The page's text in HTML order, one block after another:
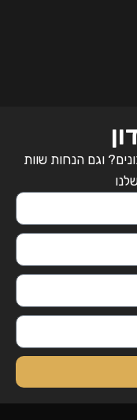
וגם הנחות שוות